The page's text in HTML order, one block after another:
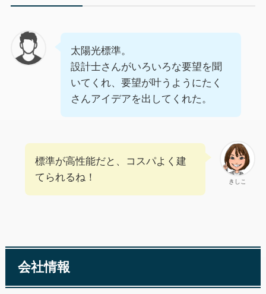
太陽光標準。
設計士さんがいろいろな要望を聞
いてくれ、要望が叶うようにたく
さんアイデアを出してくれた。
きしこ
標準が高性能だと、コスパよく建
てられるね！
会社情報